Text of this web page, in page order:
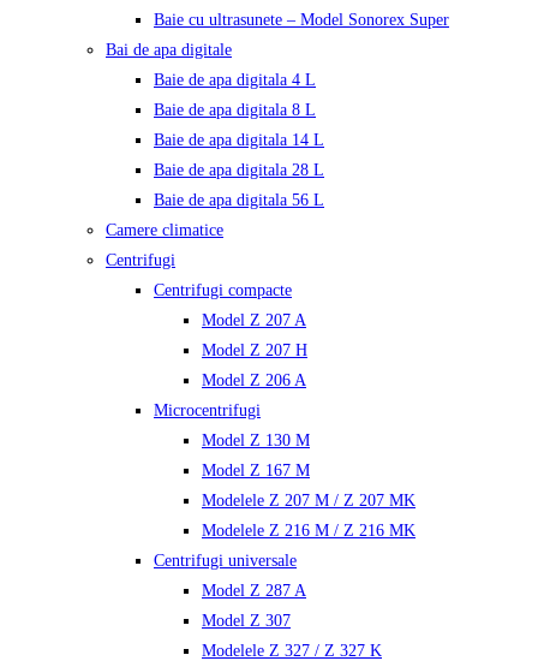
Baie cu ultrasunete – Model Sonorex Super
Bai de apa digitale
Baie de apa digitala 4 L
Baie de apa digitala 8 L
Baie de apa digitala 14 L
Baie de apa digitala 28 L
Baie de apa digitala 56 L
Camere climatice
Centrifugi
Centrifugi compacte
Model Z 207 A
Model Z 207 H
Model Z 206 A
Microcentrifugi
Model Z 130 M
Model Z 167 M
Modelele Z 207 M / Z 207 MK
Modelele Z 216 M / Z 216 MK
Centrifugi universale
Model Z 287 A
Model Z 307
Modelele Z 327 / Z 327 K